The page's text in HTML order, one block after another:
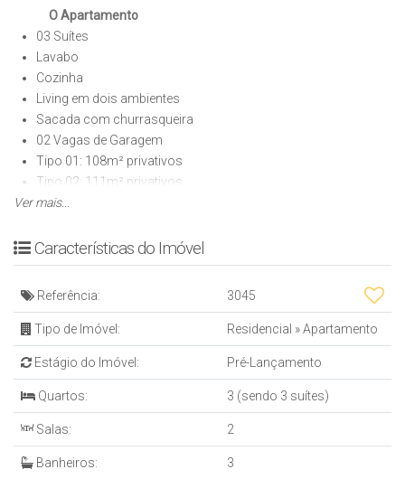
O Apartamento
03 Suítes
Lavabo
Cozinha
Living em dois ambientes
Sacada com churrasqueira
02 Vagas de Garagem
Tipo 01: 108m² privativos
Tipo 02: 111m² privativos
01 Torre
02 Elevadore Modernos
03 Pavimentos de GAragem
01 pavimento Inteiro de Lazer
Acabamento de Alto Padrão
Início da Obra: Março/2022
Entrega Prevista: Março/2025
Ver mais...
Características do Imóvel
Referência: 3045
Tipo de Imóvel: Residencial »Apartamento
Estágio do Imóvel: Pré-Lançamento
Quartos: 3 (sendo 3 suítes)
Salas: 2
Banheiros: 3